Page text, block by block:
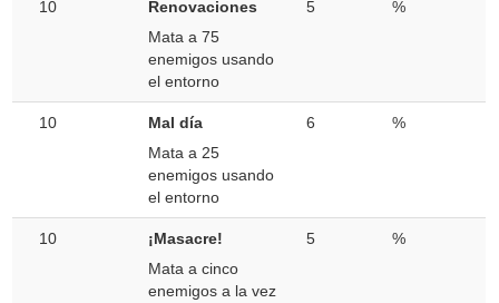
10
Renovaciones
Mata a 75
enemigos usando
el entorno
5 %
10
Mal día
Mata a 25
enemigos usando
el entorno
6 %
10
¡Masacre!
Mata a cinco
enemigos a la vez
5 %